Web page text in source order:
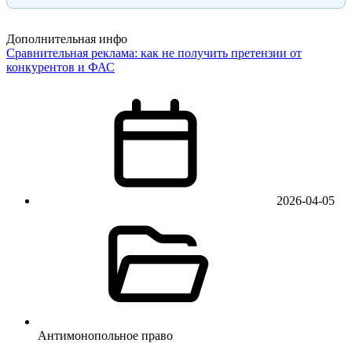
Дополнительная инфо
Сравнительная реклама: как не получить претензии от
конкурентов и ФАС
2026-04-05
Антимонопольное право